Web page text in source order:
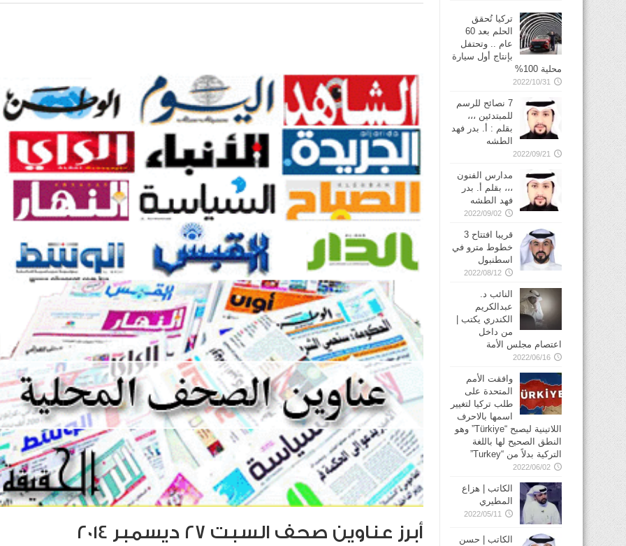
أبرز عناوين صحف السبت 27 ديسمبر 2014
تركيا تُحقق
الحلم بعد 60
عام .. وتحتفل
بإنتاج أول سيارة
محلية 100%
2022/10/31
7 نصائح للرسم
للمبتدئين ،،،
بقلم : أ. بدر فهد
الطشه
2022/09/21
مدارس الفنون
،،، بقلم أ. بدر
فهد الطشه
2022/09/02
قريبا افتتاح 3
خطوط مترو في
2022/08/12
النائب د.
عبدالكريم
الكندري يكتب |
من داخل
اعتصام مجلس الأمة
2022/06/16
وافقت الأمم
المتحدة على
طلب تركيا لتغيير
اسمها بالاحرف
اللاتينية ليصبح “Türkiye” وهو
النطق الصحيح لها باللغة
التركية بدلاً من “Turkey”
2022/06/02
الكاتب | هزاع
المطيري
2022/05/11
الكاتب | حسن